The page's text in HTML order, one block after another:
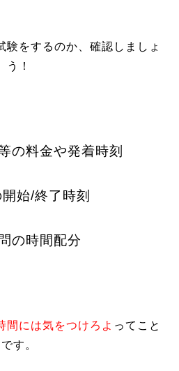
験をするのか、確認しましょ
う！
の料金や発着時刻
開始/終了時刻
の時間配分
間には気をつけろよ ってこと
です。